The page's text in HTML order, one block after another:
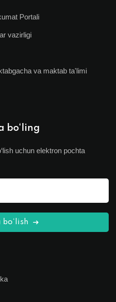
Portali
vazirligi
va maktab ta'limi
bo‘ling
uchun elektron pochta
bo‘lish